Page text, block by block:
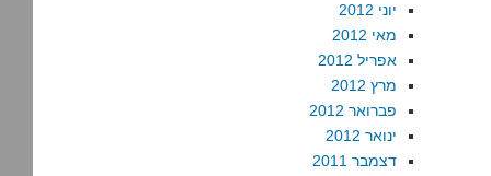
יוני 2012
מאי 2012
אפריל 2012
מרץ 2012
פברואר 2012
ינואר 2012
דצמבר 2011